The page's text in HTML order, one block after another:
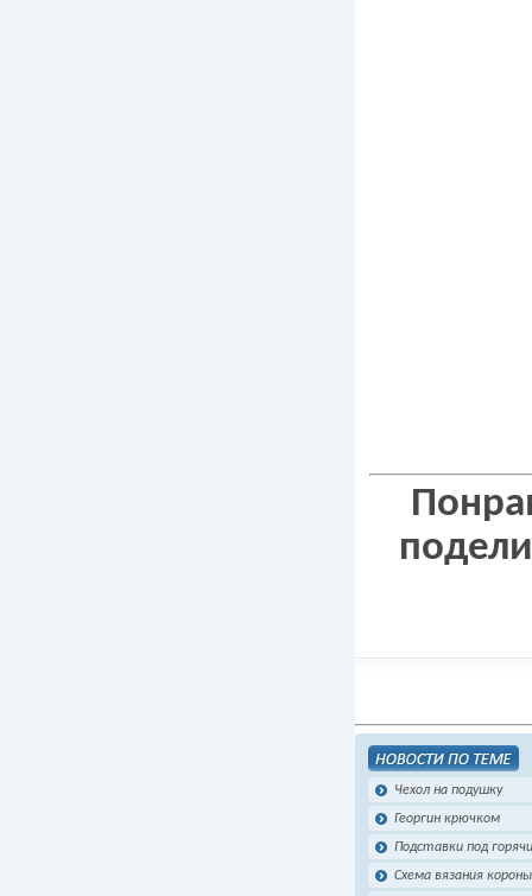
Чехол на подушку
Георгин крючком
Подставки под
Схема вязания